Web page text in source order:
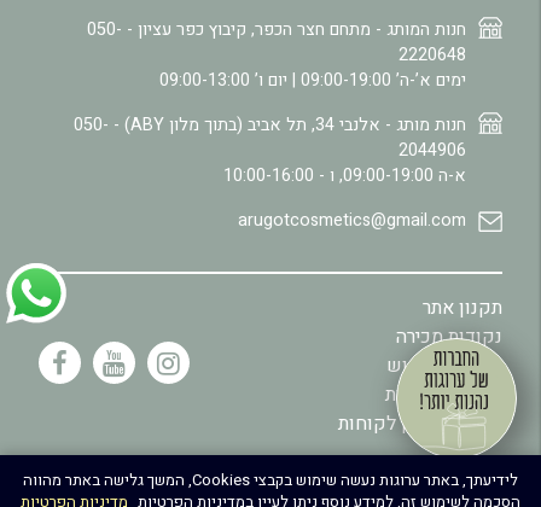
חנות המותג - מתחם חצר הכפר, קיבוץ כפר עציון - 050-
2220648
ימים א’-ה’ 09:00-19:00 | יום ו’ 09:00-13:00
חנות מותג - אלנבי 34, תל אביב (בתוך מלון ABY) -
050-
2044906
א-ה 09:00-19:00, ו - 10:00-16:00
arugotcosmetics@gmail.com
תקנון אתר
נקודות מכירה
מדיניות שימוש
מדיניות פרטיות
תקנון מועדון לקוחות
לידיעתך, באתר ערוגות נעשה שימוש בקבצי Cookies, המשך גלישה באתר מהווה
הסכמה לשימוש זה, למידע נוסף ניתן לעיין במדיניות הפרטיות מדיניות הפרטיות